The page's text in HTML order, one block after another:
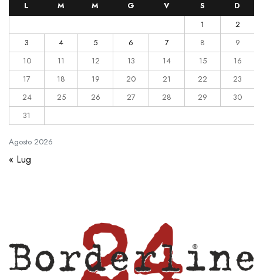
Agosto 2026
L M M G V S
D
1
2
3
4 5 6 7 8
9
10
11 12 13 14 15
16
17
18 19 20 21 22
23
24
25 26 27 28 29
30
31
« Lug